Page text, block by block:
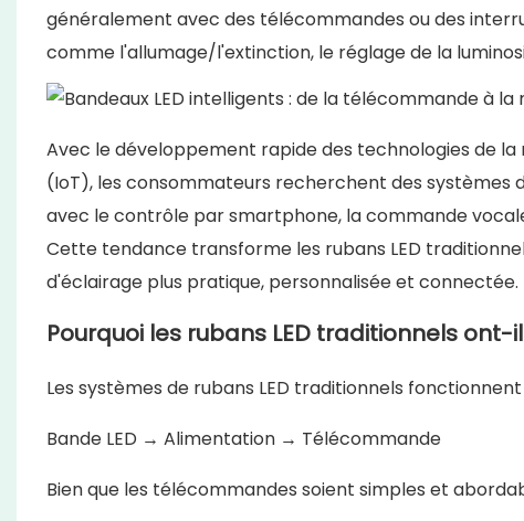
généralement avec des télécommandes ou des
comme l'allumage/l'extinction, le réglage de la
Avec le développement rapide des technologies de
(IoT), les consommateurs recherchent des systèmes
avec le contrôle par smartphone, la commande
Cette tendance transforme les rubans LED
d'éclairage plus pratique, personnalisée et connectée.
Pourquoi les rubans LED traditionnels
Les systèmes de rubans LED traditionnels
Bande LED → Alimentation → Télécommande
Bien que les télécommandes soient simples et